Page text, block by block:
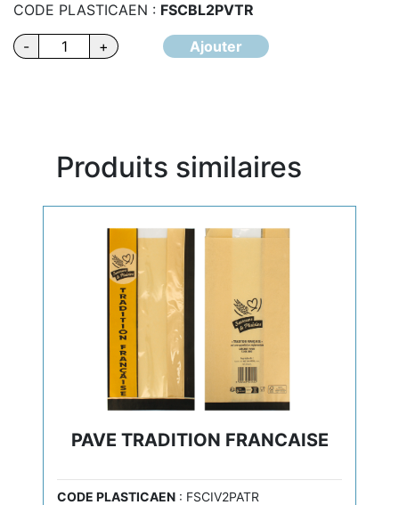
CODE PLASTICAEN : FSCBL2PVTR
-
quantité
+ Ajouter
Produits similaires
PAVE TRADITION FRANCAISE
CODE PLASTICAEN : FSCIV2PATR